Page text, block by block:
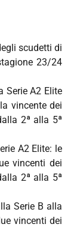
scudetti di
23/24
Serie A2 Elite
vincente dei
2ª alla 5ª
A2 Elite: le
vincenti dei
2ª alla 5ª
Serie B alla
vincenti dei